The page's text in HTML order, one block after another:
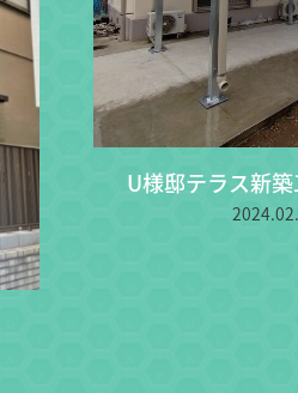
U様邸テラス新